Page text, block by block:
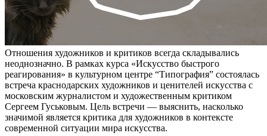
Отношения художников и критиков всегда складывались
неоднозначно. В рамках курса «Искусство быстрого
реагирования» в культурном центре “Типография” состоялась
встреча краснодарских художников и ценителей искусства с
московским журналистом и художественным критиком
Сергеем Гуськовым. Цель встречи — выяснить, насколько
значимой является критика для художников в контексте
современной ситуации мира искусства.